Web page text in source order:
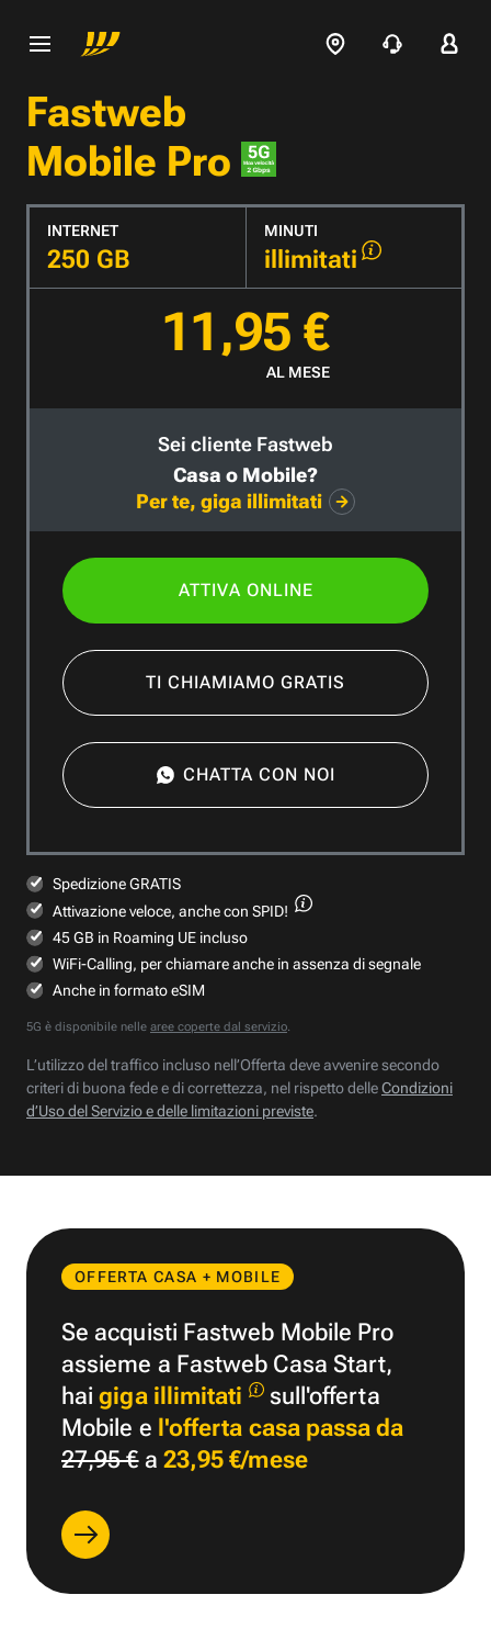
Fastweb
Mobile Pro
INTERNET
250 GB
MINUTI
illimitati
11,95 €
AL MESE
Sei cliente Fastweb
Casa o Mobile?
Per te, giga illimitati
ATTIVA ONLINE
TI CHIAMIAMO GRATIS
CHATTA CON NOI
Spedizione GRATIS
Attivazione veloce, anche con SPID!
45 GB in Roaming UE incluso
WiFi-Calling, per chiamare anche in assenza di segnale
Anche in formato eSIM
5G è disponibile nelle aree coperte dal servizio.
L’utilizzo del traffico incluso nell’Offerta deve avvenire secondo
criteri di buona fede e di correttezza, nel rispetto delleCondizioni
d’Uso del Servizio e delle limitazioni previste.
OFFERTA CASA + MOBILE
Se acquisti Fastweb Mobile Pro
assieme a Fastweb Casa Start,
haigiga illimitati
sull'offerta
Mobile e l'offerta casa passa da
27,95 €a 23,95 €/mese